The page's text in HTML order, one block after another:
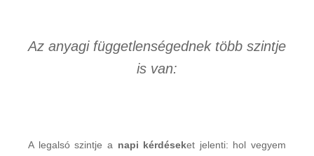
Az anyagi függetlenségednek több szintje
is van:
A legalsó szintje a napi kérdéseket jelenti: hol vegyem